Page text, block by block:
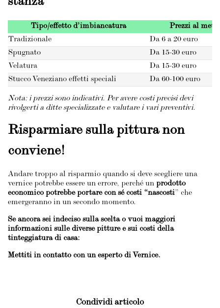
Tipo/effetto d’imbiancatura
Prezzi al
Tradizionale
Da 6 a 20 euro
Spugnato
Da 15-30 euro
Velatura
Da 15-30 euro
Stucco Veneziano effetti speciali
Da 60-100 euro
Nota: i prezzi sono indicativi. Per avere costi precisi devi
rivolgerti a ditte specializzate e valutare i vari preventivi.
Risparmiare sulla pittura non
conviene!
Andare troppo al risparmio quando si deve scegliere una
vernice potrebbe essere un errore, perché un prodotto
economico potrebbe portare con sé costi “nascosti” che
emergeranno in un secondo momento.
Se ancora sei indeciso sulla scelta o vuoi maggiori
informazioni sulle diverse pitture e sui costi della
tinteggiatura di casa:
Mettiti in contatto con un esperto di Vernice.
Condividi articolo